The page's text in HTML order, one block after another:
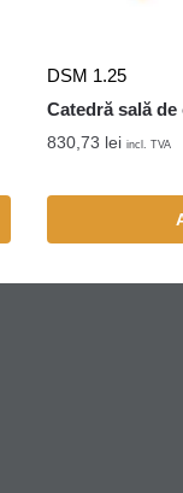
DSM 1.25
Catedră sală
830,73 lei incl. TVA